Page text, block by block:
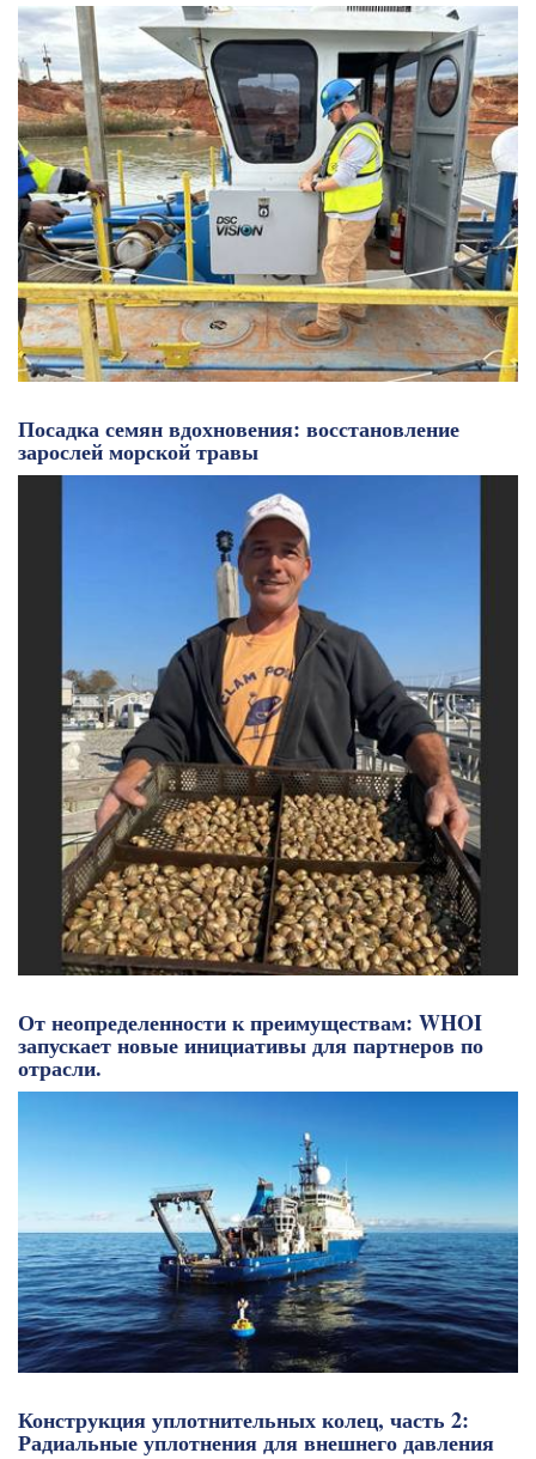
Посадка семян вдохновения: восстановление
зарослей морской травы
От неопределенности к преимуществам: WHOI
запускает новые инициативы для партнеров по
отрасли.
Конструкция уплотнительных колец, часть 2:
Радиальные уплотнения для внешнего давления